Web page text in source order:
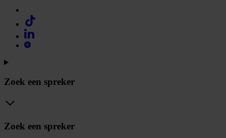
Zoek een spreker
Zoek een spreker